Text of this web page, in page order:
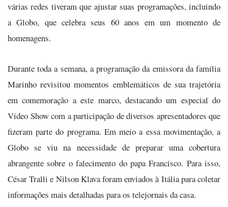
várias redes tiveram que ajustar suas programações, incluindo
a Globo, que celebra seus 60 anos em um momento de
homenagens.
Durante toda a semana, a programação da emissora da família
Marinho revisitou momentos emblemáticos de sua trajetória
em comemoração a este marco, destacando um especial do
Vídeo Show com a participação de diversos apresentadores que
fizeram parte do programa. Em meio a essa movimentação, a
Globo se viu na necessidade de preparar uma cobertura
abrangente sobre o falecimento do papa Francisco. Para isso,
César Tralli e Nilson Klava foram enviados à Itália para coletar
informações mais detalhadas para os telejornais da casa.